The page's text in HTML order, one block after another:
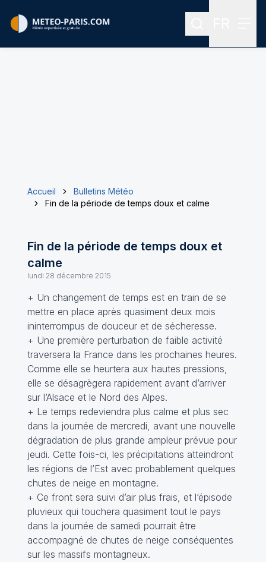
Rechercher
Accueil
Bulletins Météo
Fin de la période de temps doux et calme
Fin de la période de temps doux et
calme
lundi 28 décembre 2015
+ Un changement de temps est en train de se
mettre en place après quasiment deux mois
ininterrompus de douceur et de sécheresse.
+ Une première perturbation de faible activité
traversera la France dans les prochaines heures.
Comme elle se heurtera aux hautes pressions,
elle se désagrègera rapidement avant d’arriver
sur l’Alsace et le Nord des Alpes.
+ Le temps redeviendra plus calme et plus sec
dans la journée de mercredi, avant une nouvelle
dégradation de plus grande ampleur prévue pour
jeudi. Cette fois-ci, les précipitations atteindront
les régions de l’Est avec probablement quelques
chutes de neige en montagne.
+ Ce front sera suivi d’air plus frais, et l‘épisode
pluvieux qui touchera quasiment tout le pays
dans la journée de samedi pourrait être
accompagné de chutes de neige conséquentes
sur les massifs montagneux.